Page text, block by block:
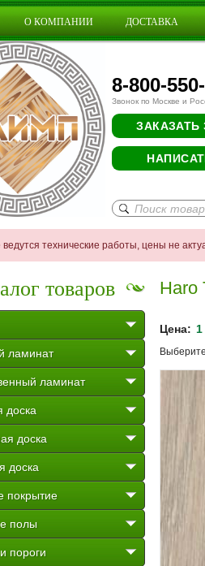
О КОМПАНИИ ДОСТАВКА
8-800-
Звонок по Москве и
ЗАКАЗАТЬ
ведутся технические работы, цены не
товаров
ламинат
ламинат
доска
доска
доска
покрытие
полы
пороги
Haro
Цена: